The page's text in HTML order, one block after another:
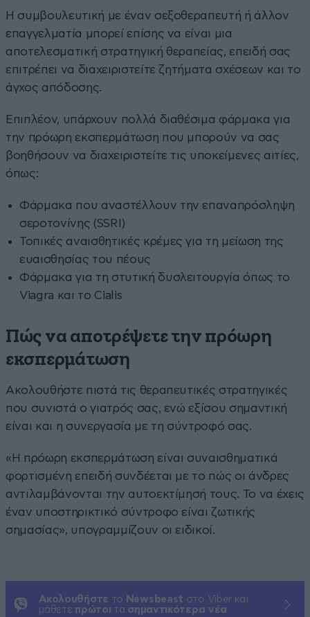
Η συμβουλευτική με έναν σεξοθεραπευτή ή άλλον
επαγγελματία μπορεί επίσης να είναι μια
αποτελεσματική στρατηγική θεραπείας, επειδή σας
επιτρέπει να διαχειριστείτε ζητήματα σχέσεων και το
άγχος απόδοσης.
Επιπλέον, υπάρχουν πολλά διαθέσιμα φάρμακα για
την πρόωρη εκσπερμάτωση που μπορούν να σας
βοηθήσουν να διαχειριστείτε τις υποκείμενες αιτίες,
όπως:
Φάρμακα που αναστέλλουν την επαναπρόσληψη
σεροτονίνης (SSRI)
Τοπικές αναισθητικές κρέμες για τη μείωση της
ευαισθησίας του πέους
Φάρμακα για τη στυτική δυσλειτουργία όπως το
Viagra και το Cialis
Πώς να αποτρέψετε την πρόωρη
εκσπερμάτωση
Ακολουθήστε πιστά τις θεραπευτικές στρατηγικές
που συνιστά ο γιατρός σας, ενώ εξίσου σημαντική
είναι και η συνεργασία με τη σύντροφό σας.
«Η πρόωρη εκσπερμάτωση είναι συναισθηματικά
φορτισμένη επειδή συνδέεται με το πώς οι άνδρες
αντιλαμβάνονται την αυτοεκτίμησή τους. Το να έχεις
έναν υποστηρικτικό σύντροφο είναι ζωτικής
σημασίας», υπογραμμίζουν οι ειδικοί.
Ακολουθήστε το Newsbeast στο Viber και
μάθετε πρώτοι τα σημαντικότερα νέα